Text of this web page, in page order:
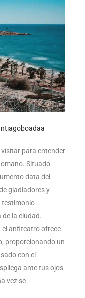
visitar para entender
Situado
data del
gladiadores y
testimonio
la ciudad.
el anfiteatro ofrece
proporcionando un
con el
ante tus ojos
vez se